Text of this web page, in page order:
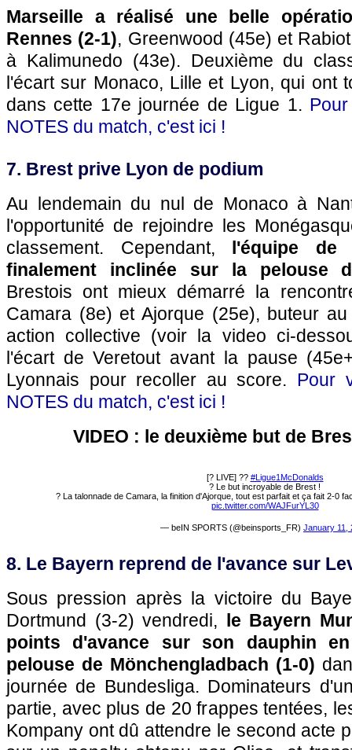
Marseille a réalisé une belle
Rennes (2-1), Greenwood (45e) et
à Kalimunedo (43e). Deuxième du
l'écart sur Monaco, Lille et Lyon, qui ont
dans cette 17e journée de Ligue 1.
NOTES du match, c'est ici !
7. Brest prive Lyon de podium
Au lendemain du nul de Monaco à
l'opportunité de rejoindre les
classement. Cependant, l'équipe de
finalement inclinée sur la pelouse
Brestois ont mieux démarré la
Camara (8e) et Ajorque (25e), buteur
action collective (voir la video ci-
l'écart de Veretout avant la pause
Lyonnais pour recoller au score. Pour
NOTES du match, c'est ici !
VIDEO : le deuxième but de
[? LIVE] ?? #Ligue1McDonalds
? Le but incroyable de Brest !
? La talonnade de Camara, la finition d'Ajorque, tout est parfait et ça fait 2-0
pic.twitter.com/WAJFurYL30
— beIN SPORTS (@beinsports_FR) January 11,
8. Le Bayern reprend de l'avance sur
Sous pression après la victoire du
Dortmund (3-2) vendredi, le Bayern
points d'avance sur son dauphin
pelouse de Mönchengladbach (1-0)
journée de Bundesliga. Dominateurs
partie, avec plus de 20 frappes tentées,
Kompany ont dû attendre le second acte